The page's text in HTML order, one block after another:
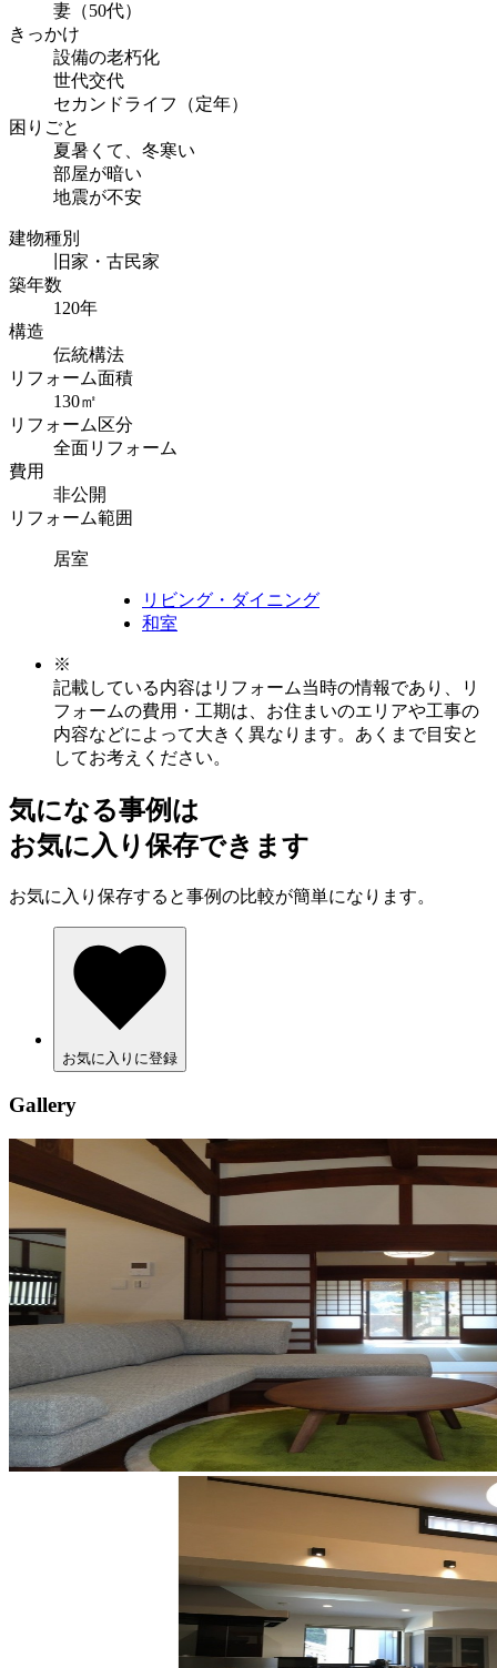
妻（50代）
きっかけ
設備の老朽化
世代交代
セカンドライフ（定年）
困りごと
夏暑くて、冬寒い
部屋が暗い
地震が不安
建物種別
旧家・古民家
築年数
120年
構造
伝統構法
リフォーム面積
130㎡
リフォーム区分
全面リフォーム
費用
非公開
リフォーム範囲
居室
リビング・ダイニング
和室
※
記載している内容はリフォーム当時の情報であり、リ
フォームの費用・工期は、お住まいのエリアや工事の
内容などによって大きく異なります。あくまで目安と
してお考えください。
気になる事例は
お気に入り保存できます
お気に入り保存すると事例の比較が簡単になります。
お気に入りに登録
Gallery